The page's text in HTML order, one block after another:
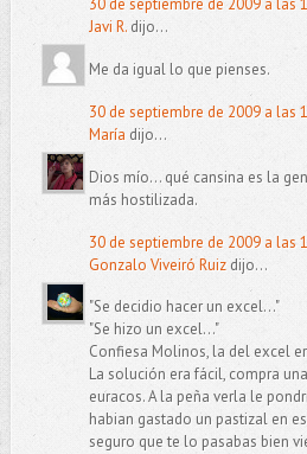
30 de septiembre de 2009 a las
Javi R.dijo...
Me da igual lo que pienses.
30 de septiembre de 2009 a las
María dijo...
Dios mío... qué cansina es la
más hostilizada.
30 de septiembre de 2009 a las
Gonzalo Viveiró Ruizdijo...
"Se decidio hacer un excel..."
"Se hizo un excel..."
Confiesa Molinos, la del excel
La solución era fácil, compra
euracos. A la peña verla le
habian gastado un pastizal en
seguro que te lo pasabas bien